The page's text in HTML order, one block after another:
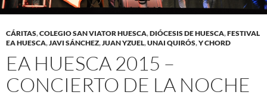
CÁRITAS,COLEGIO SAN VIATOR HUESCA,DIÓCESIS DE HUESCA,FESTIVAL
EA HUESCA,JAVI SÁNCHEZ,JUAN YZUEL,UNAI QUIRÓS,Y CHORD
EA HUESCA 2015 –
CONCIERTO DE LA NOCHE